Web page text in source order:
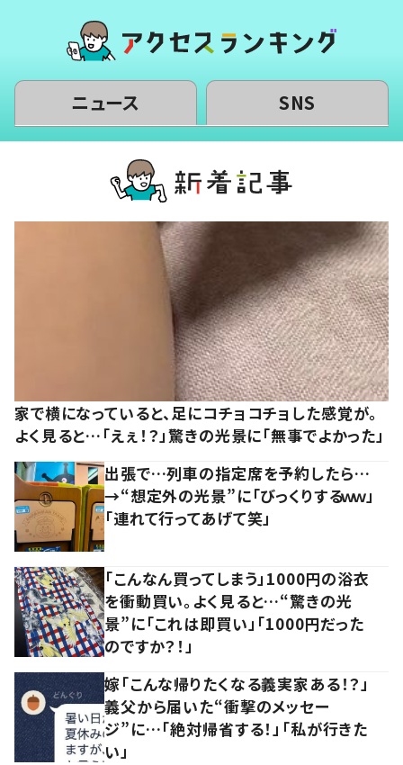
ニュース SNS
家で横になっていると、足にコチョコチョした感覚が。
よく見ると…「えぇ！？」驚きの光景に「無事でよかった」
出張で…列車の指定席を予約したら…
→“想定外の光景”に「びっくりするｗｗ」
「連れて行ってあげて笑」
「こんなん買ってしまう」1000円の浴衣
を衝動買い。よく見ると…“驚きの光
景”に「これは即買い」「1000円だった
のですか？！」
嫁「こんな帰りたくなる義実家ある！？」
義父から届いた“衝撃のメッセー
ジ”に…「絶対帰省する！」「私が行きた
い」